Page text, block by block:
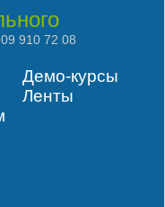
910 72 08
Демо-курсы
Ленты